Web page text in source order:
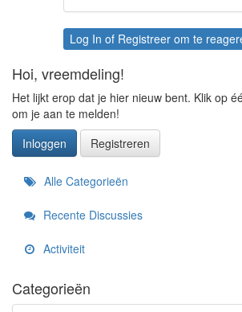
Log In of Registreer om te
Hoi, vreemdeling!
Het lijkt erop dat je hier nieuw bent. Klik op
om je aan te melden!
Inloggen
Registreren
Snelkoppelingen
Alle Categorieën
Recente Discussies
Activiteit
Categorieën